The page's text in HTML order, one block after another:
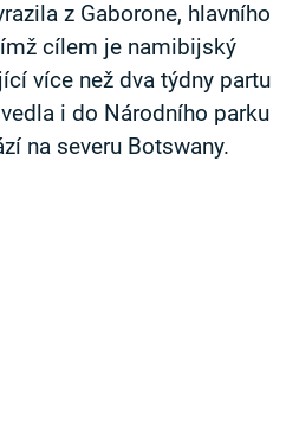
z Gaborone, hlavního
cílem je namibijský
více než dva týdny partu
i do Národního parku
na severu Botswany.